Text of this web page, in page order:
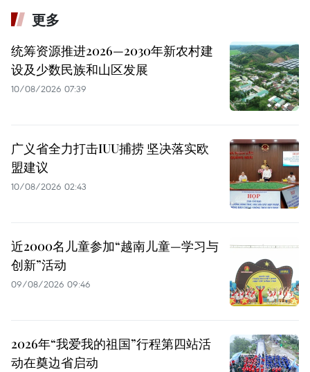
更多
统筹资源推进2026—2030年新农村建
设及少数民族和山区发展
10/08/2026 07:39
广义省全力打击IUU捕捞 坚决落实欧
盟建议
10/08/2026 02:43
近2000名儿童参加“越南儿童—学习与
创新”活动
09/08/2026 09:46
2026年“我爱我的祖国”行程第四站活
动在奠边省启动